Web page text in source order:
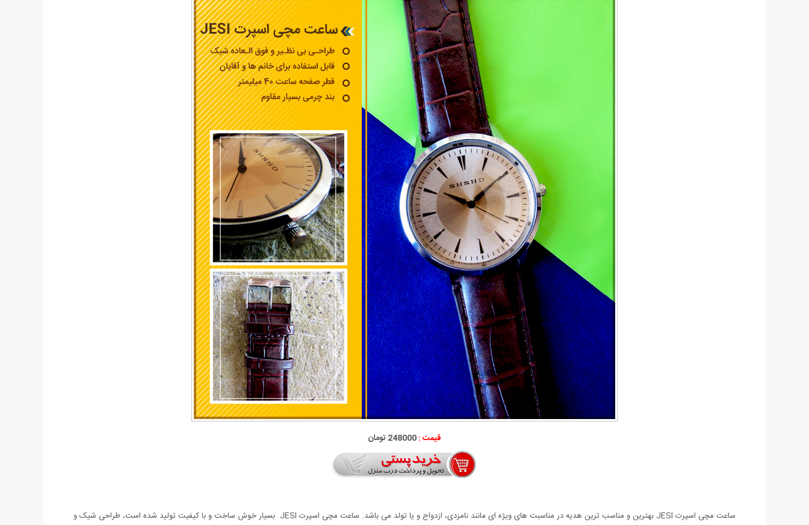
قیمت :248000 تومان
ساعت مچی اسپرت JESI بهترین و مناسب ترین هدیه در مناسبت های ویژه ای مانند نامزدی، ازدواج و یا تولد می باشد. ساعت مچی اسپرت JESI
بسیار خوش ساخت و با کیفیت تولید شده است، طراحی شیک و